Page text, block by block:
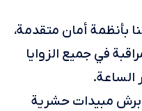
بأنظمة أمان متقدمة،
في جميع الزوايا
الساعة.
برش مبيدات حشرية